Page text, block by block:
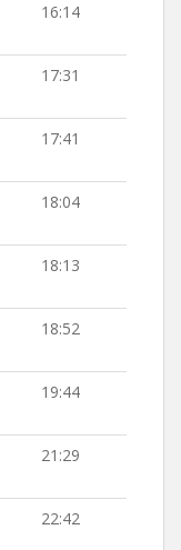
16:14
17:31
17:41
18:04
18:13
18:52
19:44
21:29
22:42